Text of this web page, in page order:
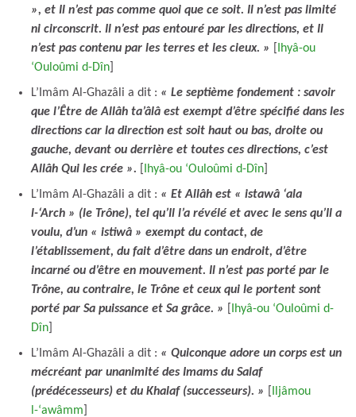
», et Il n’est pas comme quoi que ce soit. Il n’est pas limité
ni circonscrit. Il n’est pas entouré par les directions, et Il
n’est pas contenu par les terres et les cieux. »
Ihyâ-ou
‘Ouloûmi d-Dîn
L’Imâm Al-Ghazâli a dit : « Le septième fondement : savoir
que l’Être de Allâh ta’âlâ est exempt d’être spécifié dans les
directions car la direction est soit haut ou bas, droite ou
gauche, devant ou derrière et toutes ces directions, c’est
Allâh Qui les crée ».
Ihyâ-ou ‘Ouloûmi d-Dîn
L’Imâm Al-Ghazâli a dit : « Et Allâh est « istawâ ‘ala
l-‘Arch » (le Trône), tel qu’Il l’a révélé et avec le sens qu’Il a
voulu, d’un « istiwâ » exempt du contact, de
l’établissement, du fait d’être dans un endroit, d’être
incarné ou d’être en mouvement. Il n’est pas porté par le
Trône, au contraire, le Trône et ceux qui le portent sont
porté par Sa puissance et Sa grâce. »
Ihyâ-ou ‘Ouloûmi d-
Dîn
L’Imâm Al-Ghazâli a dit : « Quiconque adore un corps est un
mécréant par unanimité des Imams du Salaf
(prédécesseurs) et du Khalaf (successeurs). »
Iljâmou
l-‘awâmm